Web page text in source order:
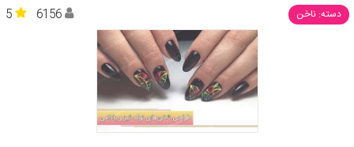
دسته: ناخن 5 6156